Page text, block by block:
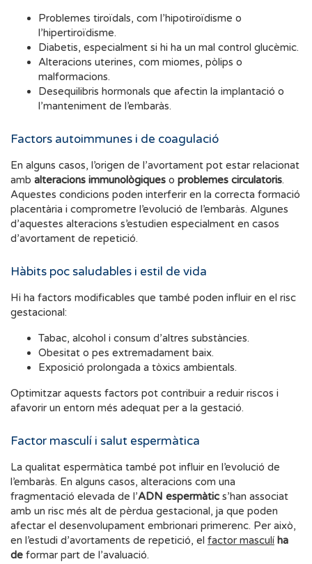
Problemes tiroïdals, com l’hipotiroïdisme o
l’hipertiroïdisme.
Diabetis, especialment si hi ha un mal control glucèmic.
Alteracions uterines, com miomes, pòlips o
malformacions.
Desequilibris hormonals que afectin la implantació o
l’manteniment de l’embaràs.
Factors autoimmunes i de coagulació
En alguns casos, l’origen de l’avortament pot estar relacionat
amb alteracions immunològiques o problemes circulatoris.
Aquestes condicions poden interferir en la correcta formació
placentària i comprometre l’evolució de l’embaràs. Algunes
d’aquestes alteracions s’estudien especialment en casos
d’avortament de repetició.
Hàbits poc saludables i estil de vida
Hi ha factors modificables que també poden influir en el risc
gestacional:
Tabac, alcohol i consum d’altres substàncies.
Obesitat o pes extremadament baix.
Exposició prolongada a tòxics ambientals.
Optimitzar aquests factors pot contribuir a reduir riscos i
afavorir un entorn més adequat per a la gestació.
Factor masculí i salut espermàtica
La qualitat espermàtica també pot influir en l’evolució de
l’embaràs. En alguns casos, alteracions com una
fragmentació elevada de l’ADN espermàtic s’han associat
amb un risc més alt de pèrdua gestacional, ja que poden
afectar el desenvolupament embrionari primerenc. Per això,
en l’estudi d’avortaments de repetició, el factor masculí ha
de formar part de l’avaluació.